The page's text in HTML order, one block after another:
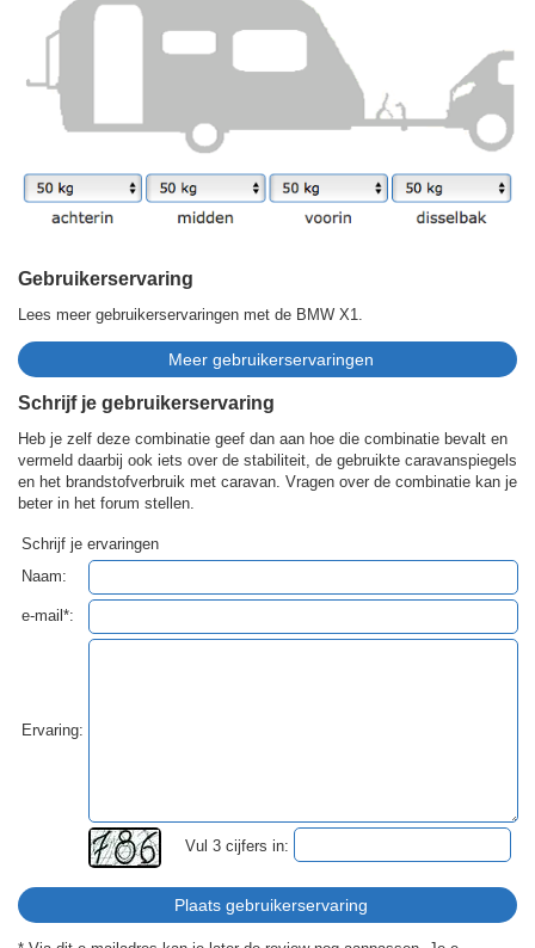
Gebruikerservaring
Lees meer gebruikerservaringen met de BMW X1.
Schrijf je gebruikerservaring
Heb je zelf deze combinatie geef dan aan hoe die combinatie bevalt en
vermeld daarbij ook iets over de stabiliteit, de gebruikte caravanspiegels
en het brandstofverbruik met caravan. Vragen over de combinatie kan je
beter in het forum stellen.
Schrijf je ervaringen
Naam:
e-mail*:
Ervaring:
Vul 3 cijfers in: